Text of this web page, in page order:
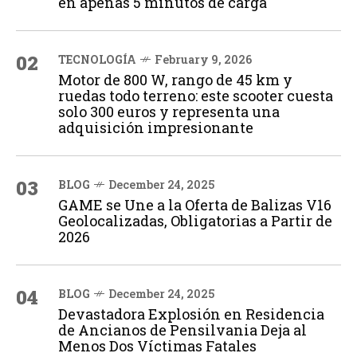
02 TECNOLOGÍA February 9, 2026
Motor de 800 W, rango de 45 km y
ruedas todo terreno: este scooter cuesta
solo 300 euros y representa una
adquisición impresionante
03 BLOG December 24, 2025
GAME se Une a la Oferta de Balizas V16
Geolocalizadas, Obligatorias a Partir de
2026
04 BLOG December 24, 2025
Devastadora Explosión en Residencia
de Ancianos de Pensilvania Deja al
Menos Dos Víctimas Fatales